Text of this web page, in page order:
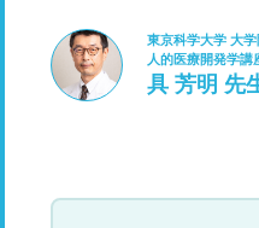
東京科学大学 大
人的医療開発学講
具 芳明 先